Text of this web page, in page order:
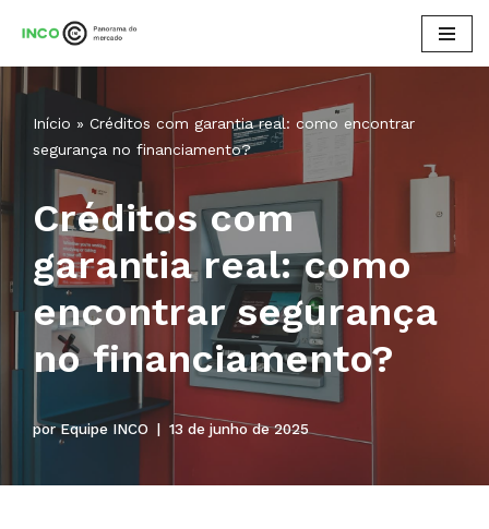
para
Início » Créditos com garantia real​: como encontrar
segurança no financiamento?
Créditos com
garantia real​: como
encontrar segurança
no financiamento?
porEquipe INCO 13 de junho de 2025